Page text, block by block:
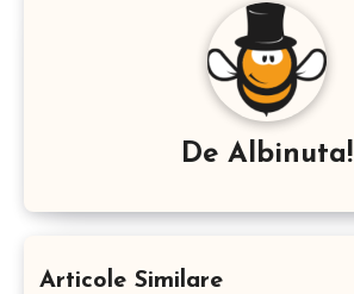
De Albinuta!
Articole Similare